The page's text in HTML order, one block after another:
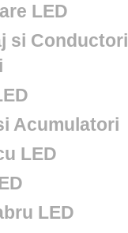
LED
si Conductori
Acumulatori
LED
LED